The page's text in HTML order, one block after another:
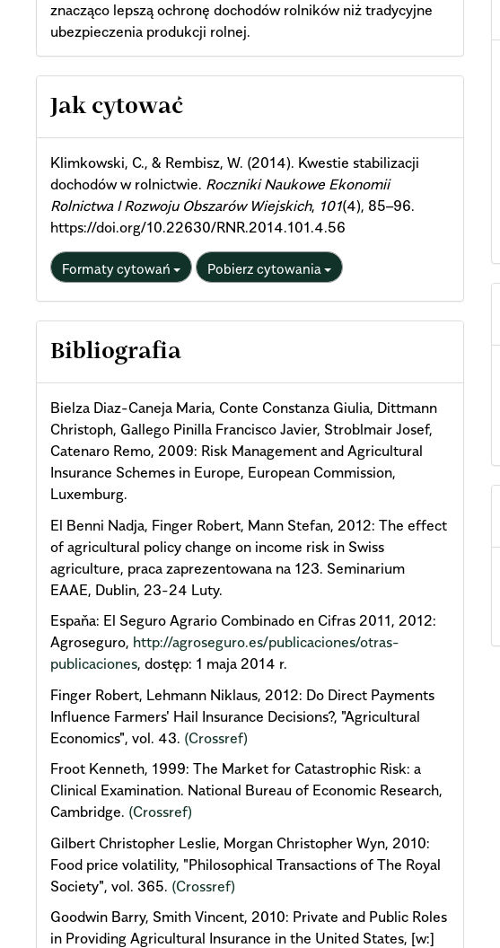
znacząco lepszą ochronę dochodów rolników niż tradycyjne
ubezpieczenia produkcji rolnej.
Article
Details
Jak cytować
Klimkowski, C., & Rembisz, W. (2014). Kwestie stabilizacji
dochodów w rolnictwie. Roczniki Naukowe Ekonomii
Rolnictwa I Rozwoju Obszarów Wiejskich, 101(4), 85–96.
https://doi.org/10.22630/RNR.2014.101.4.56
Formaty cytowań Pobierz cytowania
Bibliografia
Bielza Diaz-Caneja Maria, Conte Constanza Giulia, Dittmann
Christoph, Gallego Pinilla Francisco Javier, Stroblmair Josef,
Catenaro Remo, 2009: Risk Management and Agricultural
Insurance Schemes in Europe, European Commission,
Luxemburg.
El Benni Nadja, Finger Robert, Mann Stefan, 2012: The effect
of agricultural policy change on income risk in Swiss
agriculture, praca zaprezentowana na 123. Seminarium
EAAE, Dublin, 23-24 Luty.
Espaňa: El Seguro Agrario Combinado en Cifras 2011, 2012:
Agroseguro, http://agroseguro.es/publicaciones/otras-
publicaciones, dostęp: 1 maja 2014 r.
Finger Robert, Lehmann Niklaus, 2012: Do Direct Payments
Influence Farmers' Hail Insurance Decisions?, "Agricultural
Economics", vol. 43. (Crossref)
Froot Kenneth, 1999: The Market for Catastrophic Risk: a
Clinical Examination. National Bureau of Economic Research,
Cambridge. (Crossref)
Gilbert Christopher Leslie, Morgan Christopher Wyn, 2010:
Food price volatility, "Philosophical Transactions of The Royal
Society", vol. 365. (Crossref)
Goodwin Barry, Smith Vincent, 2010: Private and Public Roles
in Providing Agricultural Insurance in the United States, [w:]